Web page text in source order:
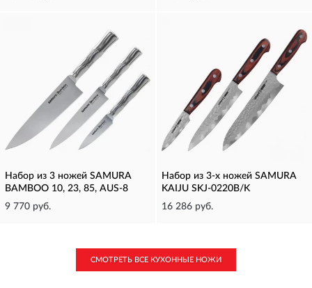
Набор из 3 ножей SAMURA
BAMBOO 10, 23, 85, AUS-8
9 770 руб.
Набор из 3-х ножей SAMURA
KAIJU SKJ-0220B/K
16 286 руб.
СМОТРЕТЬ ВСЕ КУХОННЫЕ НОЖИ